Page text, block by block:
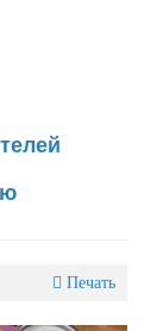
Печать